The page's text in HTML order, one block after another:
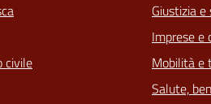
civile
Giustizia
Imprese e
Mobilità e
Salute,